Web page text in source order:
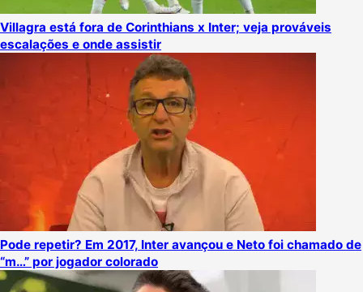
Villagra está fora de Corinthians x Inter; veja prováveis
escalações e onde assistir
Pode repetir? Em 2017, Inter avançou e Neto foi chamado de
“m…” por jogador colorado